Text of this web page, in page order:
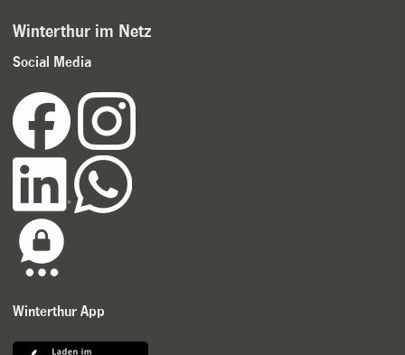
Winterthur im Netz
Social Media
Winterthur App